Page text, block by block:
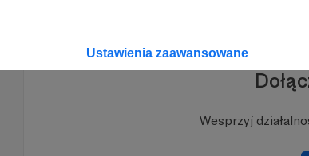
Ustawienia zaawansowane
Wesprzyj